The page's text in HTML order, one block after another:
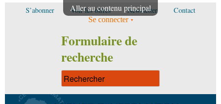
Aller au contenu principal
S’abonner Voir les offres Newsletter Contact
Se connecter
Formulaire de
recherche